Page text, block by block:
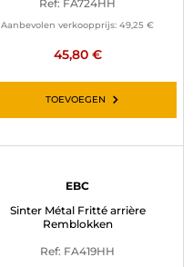
Ref: FA724HH
Aanbevolen verkoopprijs: 49,25 €
45,80 €
TOEVOEGEN
EBC
Sinter Métal Fritté arrière
Remblokken
Ref: FA419HH